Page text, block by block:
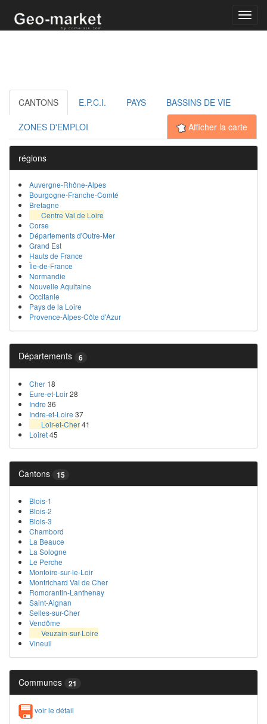
CANTONS E.P.C.I. PAYS BASSINS DE VIE
ZONES D'EMPLOI Afficher la carte
régions
Auvergne-Rhône-Alpes
Bourgogne-Franche-Comté
Bretagne
Centre Val de Loire
Corse
Départements d'Outre-Mer
Grand Est
Hauts de France
Île-de-France
Normandie
Nouvelle Aquitaine
Occitanie
Pays de la Loire
Provence-Alpes-Côte d'Azur
Départements 6
Cher18
Eure-et-Loir28
Indre 36
Indre-et-Loire 37
Loir-et-Cher41
Loiret45
Cantons 15
Blois-1
Blois-2
Blois-3
Chambord
La Beauce
La Sologne
Le Perche
Montoire-sur-le-Loir
Montrichard Val de Cher
Romorantin-Lanthenay
Saint-Aignan
Selles-sur-Cher
Vendôme
Veuzain-sur-Loire
Vineuil
Communes 21
voir le détail